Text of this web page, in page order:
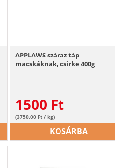
APPLAWS száraz táp
macskáknak, csirke 400g
1500 Ft
(3750.00 Ft / kg)
KOSÁRBA